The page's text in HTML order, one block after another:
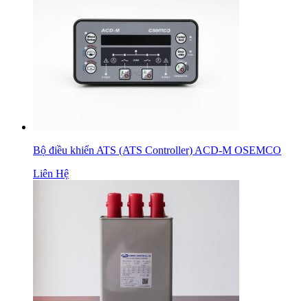
Bộ điều khiển ATS (ATS Controller) ACD-M OSEMCO
Liên Hệ